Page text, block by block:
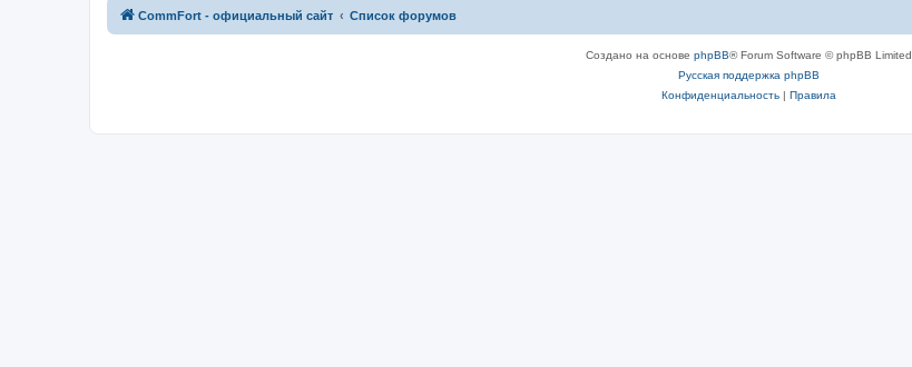
CommFort - официальный сайт Список форумов
Создано на основе phpBB® Forum Software © phpBB Limited
Русская поддержка phpBB
Конфиденциальность| Правила